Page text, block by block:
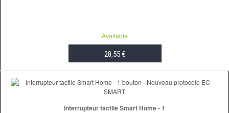
Available
28,55 €
Interrupteur tactile Smart Home - 1